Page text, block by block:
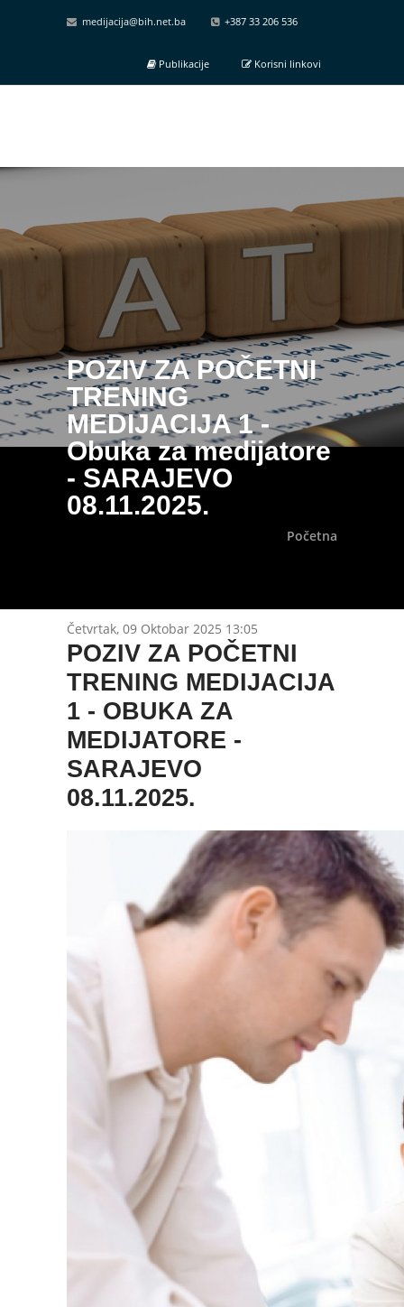
medijacija@bih.net.ba +387 33 206 536
Korisni linkovi
Publikacije
POZIV ZA POČETNI
TRENING
MEDIJACIJA 1 -
Obuka za medijatore
- SARAJEVO
08.11.2025.
Početna
Četvrtak, 09 Oktobar 2025 13:05
POZIV ZA POČETNI
TRENING MEDIJACIJA
1 - OBUKA ZA
MEDIJATORE -
SARAJEVO
08.11.2025.